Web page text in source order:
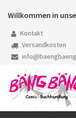
Willkommen in
Kontakt
Versandkosten